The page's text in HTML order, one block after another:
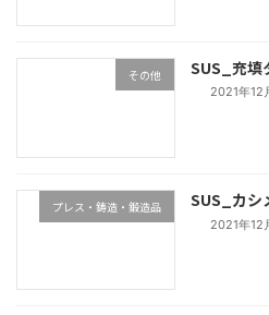
その他 SUS_充填
2021年12
プレス・鋳造・鍛造品 SUS_カシ
2021年12